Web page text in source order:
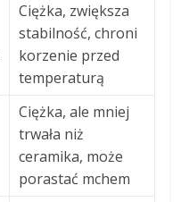
Ciężka, zwiększa
stabilność, chroni
korzenie przed
temperaturą
Ciężka, ale mniej
trwała niż
ceramika, może
porastać mchem